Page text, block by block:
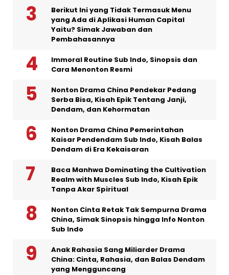
Berikut Ini yang Tidak Termasuk Menu
yang Ada di Aplikasi Human Capital
Yaitu? Simak Jawaban dan
Pembahasannya
Immoral Routine Sub Indo, Sinopsis dan
Cara Menonton Resmi
Nonton Drama China Pendekar Pedang
Serba Bisa, Kisah Epik Tentang Janji,
Dendam, dan Kehormatan
Nonton Drama China Pemerintahan
Kaisar Pendendam Sub Indo, Kisah Balas
Dendam di Era Kekaisaran
Baca Manhwa Dominating the Cultivation
Realm with Muscles Sub Indo, Kisah Epik
Tanpa Akar Spiritual
Nonton Cinta Retak Tak Sempurna Drama
China, Simak Sinopsis hingga Info Nonton
Sub Indo
Anak Rahasia Sang Miliarder Drama
China: Cinta, Rahasia, dan Balas Dendam
yang Mengguncang